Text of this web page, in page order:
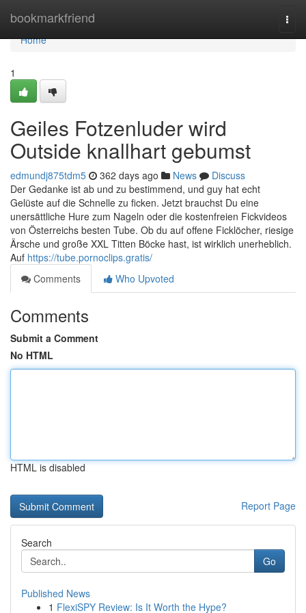
bookmarkfriend
Home
Home
1
Geiles Fotzenluder wird
Outside knallhart gebumst
edmundj875tdm5 362 days ago News
Discuss
Der Gedanke ist ab und zu bestimmend, und guy hat echt
Gelüste auf die Schnelle zu ficken. Jetzt brauchst Du eine
unersättliche Hure zum Nageln oder die kostenfreien Fickvideos
von Österreichs besten Tube. Ob du auf offene Ficklöcher, riesige
Ärsche und große XXL Titten Böcke hast, ist wirklich unerheblich.
Auf https://tube.pornoclips.gratis/
Comments
Who Upvoted
Comments
Submit a Comment
No HTML
HTML is disabled
Report Page
Search
Go
Published News
1 FlexiSPY Review: Is It Worth the Hype?